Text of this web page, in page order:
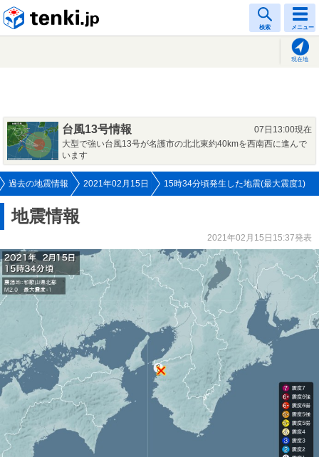
検索 メニュー
現在地
台風13号情報
07日13:00現在
大型で強い台風13号が名護市の北北東約40kmを西南西に進んで
います
過去の地震情報 2021年02月15日 15時34分頃発生した地震(最大震度1)
地震情報
2021年02月15日15:37発表